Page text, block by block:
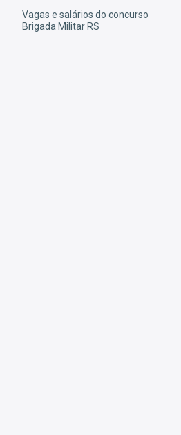
Vagas e salários do concurso
Brigada Militar RS